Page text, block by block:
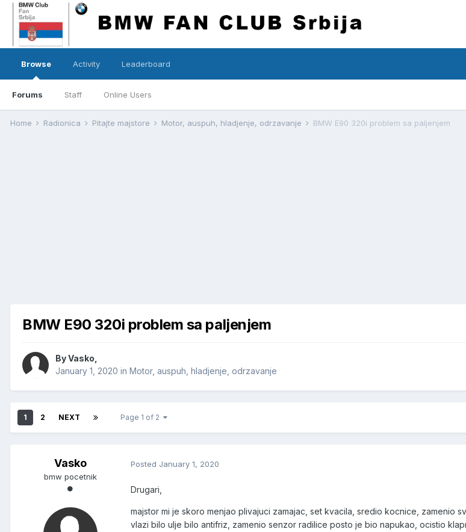
Browse
Forums Staff Online Users
Activity Leaderboard
Home Radionica Pitajte majstore Motor, auspuh, hladjenje, odrzavanje BMW E90 320i problem sa paljenjem
BMW E90 320i problem sa paljenjem
ByVasko
January 1, 2020 in Motor, auspuh, hladjenje, odrzavanje
1 2 NEXT Page 1 of 2
Vasko
bmw pocetnik
Posted January 1, 2020
Drugari,
majstor mi je skoro menjao plivajuci zamajac, set kvacila, sredio kocnice,
vlazi bilo ulje bilo antifriz, zamenio senzor radilice posto je bio napukao, ocistio